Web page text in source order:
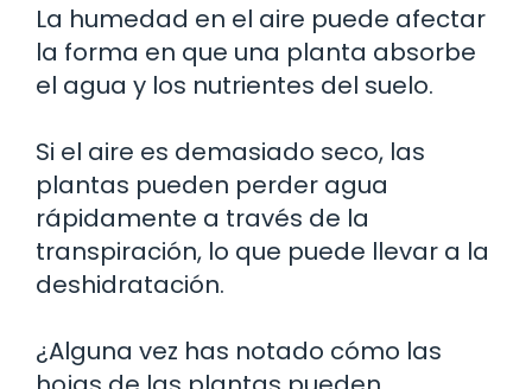
La humedad en el aire puede afectar
la forma en que una planta absorbe
el agua y los nutrientes del suelo.
Si el aire es demasiado seco, las
plantas pueden perder agua
rápidamente a través de la
transpiración, lo que puede llevar a la
deshidratación.
¿Alguna vez has notado cómo las